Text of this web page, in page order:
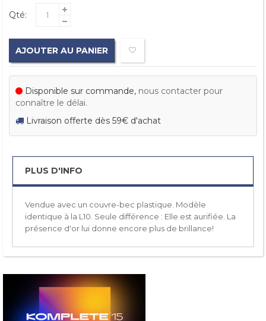
Qté:
AJOUTER AU PANIER
Disponible sur commande, nous contacter pour
connaître le délai.
Livraison offerte dès 59€ d'achat
PLUS D'INFO
Vendue avec un couvre-bec plastique. Modèle
identique à la L10. Seule différence : Elle est aurifiée. La
présence d'or lui donne encore plus de brillance!